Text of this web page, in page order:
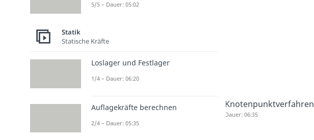
Knotenpunktverfahren
Dauer: 06:35
5/5 – Dauer: 05:02
Statik
Statische Kräfte
Loslager und Festlager
1/4 – Dauer: 06:20
Auflagekräfte berechnen
2/4 – Dauer: 05:35